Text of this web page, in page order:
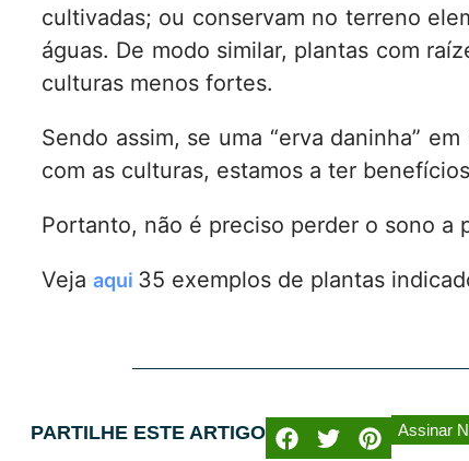
cultivadas; ou conservam no terreno
águas. De modo similar, plantas com
culturas menos fortes.
Sendo assim, se uma “erva daninha”
com as culturas, estamos a ter
Portanto, não é preciso perder o sono a
Veja aqui 35 exemplos de plantas
PARTILHE ESTE ARTIGO Assinar